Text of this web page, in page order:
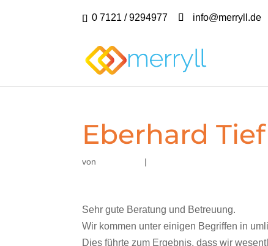
0 7121 / 9294977 info@merryll.de
Eberhard
von |
Sehr gute Beratung und Betreuung.
Wir kommen unter einigen Begriffen in
Dies führte zum Ergebnis, dass wir